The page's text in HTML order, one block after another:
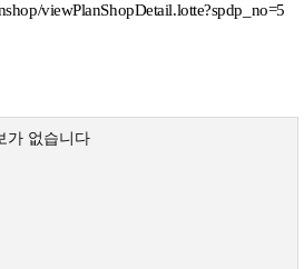
viewPlanShopDetail.lotte?spdp_no=5
가 없습니다